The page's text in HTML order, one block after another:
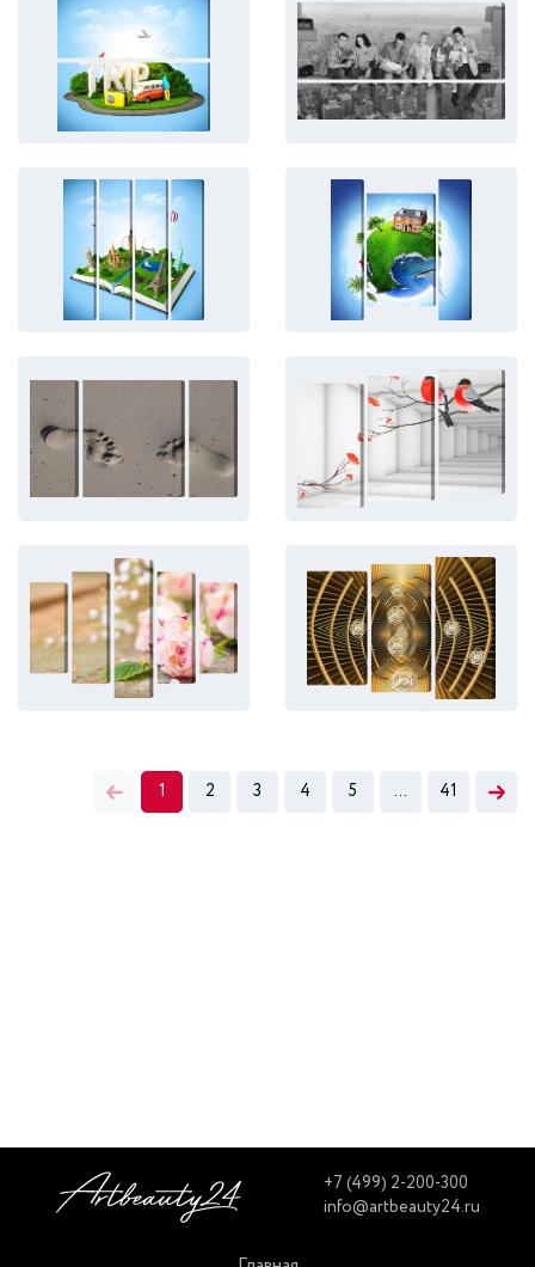
1 2 3 4 5 ... 41
+7 (499) 2-200-300
info@artbeauty24.ru